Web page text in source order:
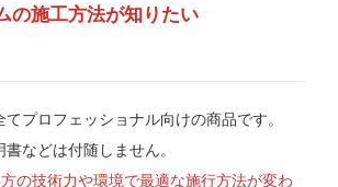
の施工方法が知りたい
プロフェッショナル向けの商品です。
などは付随しません。
の技術力や環境で最適な施行方法が変わ